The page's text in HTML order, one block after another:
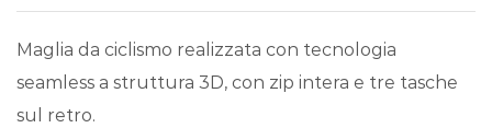
Maglia da ciclismo realizzata con tecnologia
seamless a struttura 3D, con zip intera e tre tasche
sul retro.